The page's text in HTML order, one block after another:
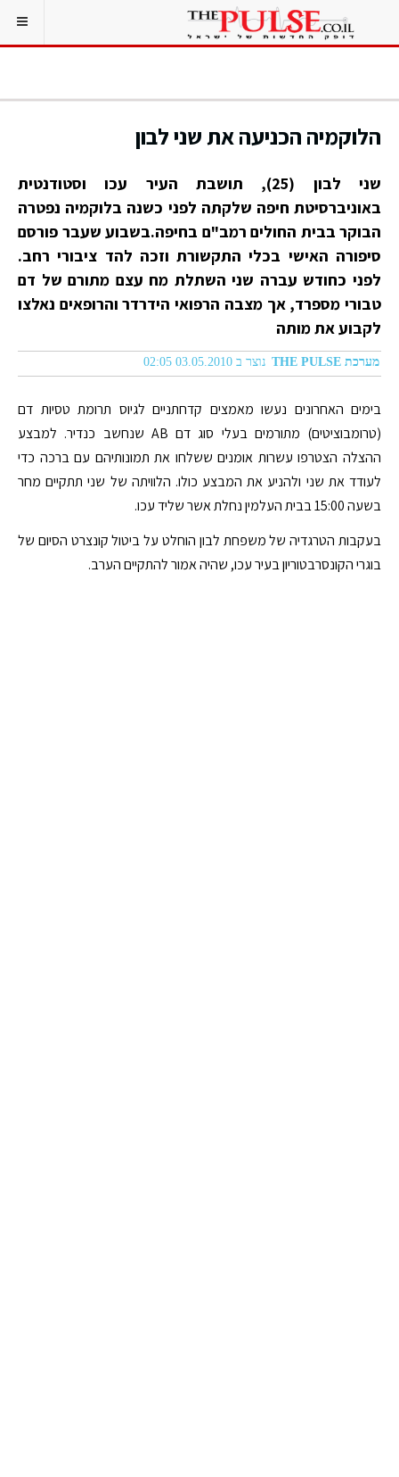
הלוקמיה הכניעה את שני לבון
שני לבון (25), תושבת העיר עכו וסטודנטית
באוניברסיטת חיפה שלקתה לפני כשנה בלוקמיה נפטרה
הבוקר בבית החולים רמב"ם בחיפה.בשבוע שעבר פורסם
סיפורה האישי בכלי התקשורת וזכה להד ציבורי רחב.
לפני כחודש עברה שני השתלת מח עצם מתורם של דם
טבורי מספרד, אך מצבה הרפואי הידרדר והרופאים נאלצו
לקבוע את מותה
מערכת THE PULSE נוצר ב 03.05.2010 02:05
בימים האחרונים נעשו מאמצים קדחתניים לגיוס תרומת טסיות דם
(טרומבוציטים) מתורמים בעלי סוג דם AB שנחשב כנדיר. למבצע
ההצלה הצטרפו עשרות אומנים ששלחו את תמונותיהם עם ברכה כדי
לעודד את שני ולהניע את המבצע כולו. הלוויתה של שני תתקיים מחר
בשעה 15:00 בבית העלמין נחלת אשר שליד עכו.
בעקבות הטרגדיה של משפחת לבון הוחלט על ביטול קונצרט הסיום של
בוגרי הקונסרבטוריון בעיר עכו, שהיה אמור להתקיים הערב.